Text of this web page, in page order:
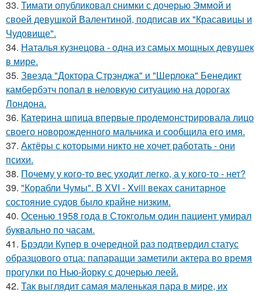
33. Тимати опубликовал снимки с дочерью Эммой и
своей девушкой Валентиной, подписав их "Красавицы и
Чудовище".
34. Наталья кузнецова - одна из самых мощных девушек
в мире.
35. Звезда "Доктора Стрэнджа" и "Шерлока" Бенедикт
камбербэтч попал в неловкую ситуацию на дорогах
Лондона.
36. Катерина шпица впервые продемонстрировала лицо
своего новорожденного мальчика и сообщила его имя.
37. Актёры с которыми никто не хочет работать - они
психи.
38. Почему у кого-то вес уходит легко, а у кого-то - нет?
39. "Корабли Чумы". В XVI - Xviii веках санитарное
состояние судов было крайне низким.
40. Осенью 1958 года в Стокгольм один пациент умирал
буквально по часам.
41. Брэдли Купер в очередной раз подтвердил статус
образцового отца: папарацци заметили актера во время
прогулки по Нью-йорку с дочерью леей.
42. Так выглядит самая маленькая пара в мире, их